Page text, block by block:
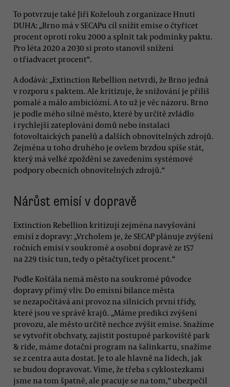
To potvrzuje také Jiří Koželouh z organizace Hnutí
DUHA: „Brno má v SECAPu cíl snížit emise o čtyřicet
procent oproti roku 2000 a splnit tak podmínky paktu.
Pro léta 2020 a 2030 si proto stanovil snížení
o třiadvacet procent“.
A dodává: „Extinction Rebellion netvrdí, že Brno jedná
v rozporu s paktem. Ale kritizuje, že snižování je příliš
pomalé a málo ambiciózní. A to už je věc názoru. Brno
je podle mého silné město, které by určitě zvládlo
i rychlejší zateplování domů nebo instalaci
fotovoltaických panelů a dalších obnovitelných zdrojů.
Zejména u toho druhého je ovšem brzdou spíše stát,
který má velké zpoždění se zavedením systémové
podpory obecních obnovitelných zdrojů.“
Nárůst emisí v dopravě
Extinction Rebellion kritizují zejména navyšování
emisí z dopravy: „Vrcholem je, že SECAP plánuje zvýšení
ročních emisí v soukromé a osobní dopravě ze 157
na 229 tisíc tun, tedy o pětačtyřicet procent.“
Podle Košťála nemá město na soukromé původce
dopravy přímý vliv. Do emisní bilance města
se nezapočítává ani provoz na silnicích první třídy,
které jsou ve správě krajů. „Máme predikci zvýšení
provozu, ale město určitě nechce zvýšit emise. Snažíme
se vytvořit obchvaty, zajistit postupně parkoviště park
& ride, máme dotační program na šalinkartu, snažíme
se z centra auta dostat. Je to ale hlavně na lidech, jak
se budou dopravovat. Víme, že třeba s cyklostezkami
jsme na tom špatně, ale pracuje se na tom,“ ubezpečil